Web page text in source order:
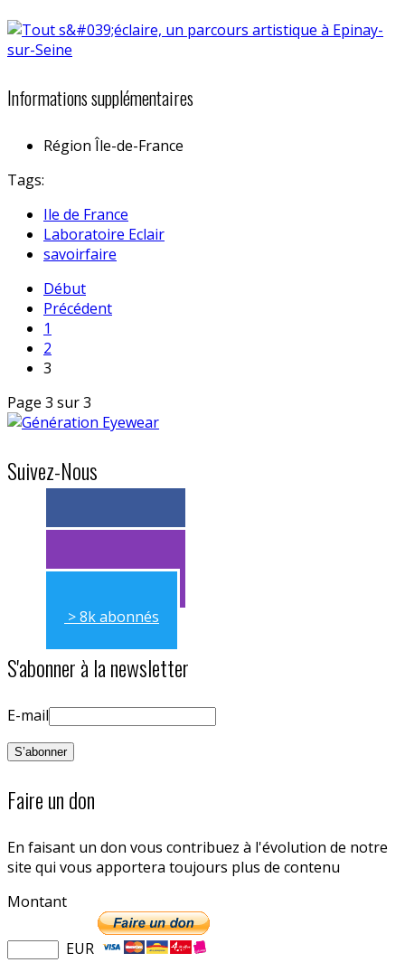
Informations supplémentaires
Région Île-de-France
Tags:
Ile de France
Laboratoire Eclair
savoirfaire
Début
Précédent
1
2
3
Page 3 sur 3
Suivez-Nous
> 11k abonnés
> 11k abonnés
> 8k abonnés
S'abonner à la newsletter
E-mail
Faire un don
En faisant un don vous contribuez à l'évolution de notre
site qui vous apportera toujours plus de contenu
Montant
EUR